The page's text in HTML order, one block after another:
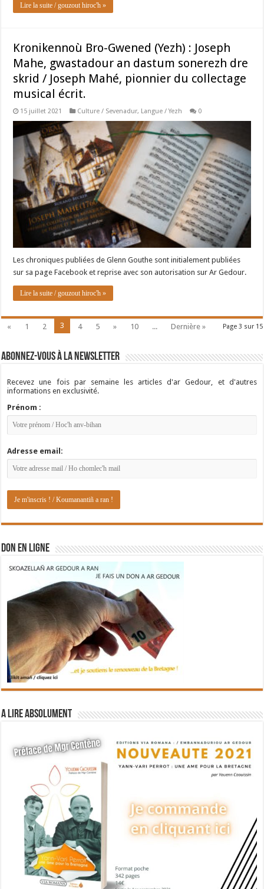
Lire la suite / gouzout hiroc'h »
Kronikennoù Bro-Gwened (Yezh) : Joseph
Mahe, gwastadour an dastum sonerezh dre
skrid / Joseph Mahé, pionnier du collectage
musical écrit.
15 juillet 2021 Culture / Sevenadur, Langue / Yezh 0
Les chroniques publiées de Glenn Gouthe sont initialement publiées
sur sa page Facebook et reprise avec son autorisation sur Ar Gedour.
Lire la suite / gouzout hiroc'h »
Page 3 sur 15
« 1 2 3 4 5 » 10 ... Dernière »
Abonnez-vous à la newsletter
Recevez une fois par semaine les articles d'ar Gedour, et d'autres
informations en exclusivité.
Prénom :
Adresse email:
DON EN LIGNE
A lire absolument